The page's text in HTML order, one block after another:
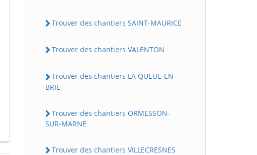
Trouver des chantiers SAINT-MAURICE
Trouver des chantiers VALENTON
Trouver des chantiers LA QUEUE-EN-
BRIE
Trouver des chantiers ORMESSON-
SUR-MARNE
Trouver des chantiers VILLECRESNES